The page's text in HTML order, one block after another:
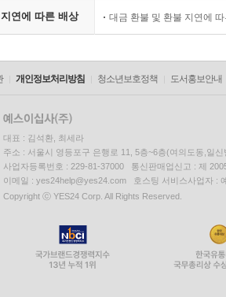
연에 따른 배상 대금 환불 및 환불 지연에
개인정보처리방침 청소년보호정책 도서홍보안내
대표 : 김석환, 최세라
주소 : 서울시 영등포구 은행로 11, 5층~6층(여의도동,일신
사업자등록번호 : 229-81-37000 통신판매업신고 : 제
이메일 : yes24help@yes24.com 호스팅 서비스사업자 :
Copyright ⓒ YES24 Corp. All Rights Reserved.